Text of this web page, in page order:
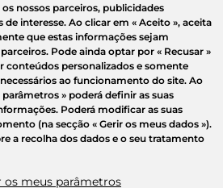
nossos parceiros, publicidades
de interesse. Ao clicar em « Aceito », aceita
que estas informações sejam
Pode ainda optar por « Recusar »
conteúdos personalizados e somente
ao funcionamento do site. Ao
» poderá definir as suas
Poderá modificar as suas
(na secção « Gerir os meus dados »).
a recolha dos dados e o seu tratamento
os meus parâmetros